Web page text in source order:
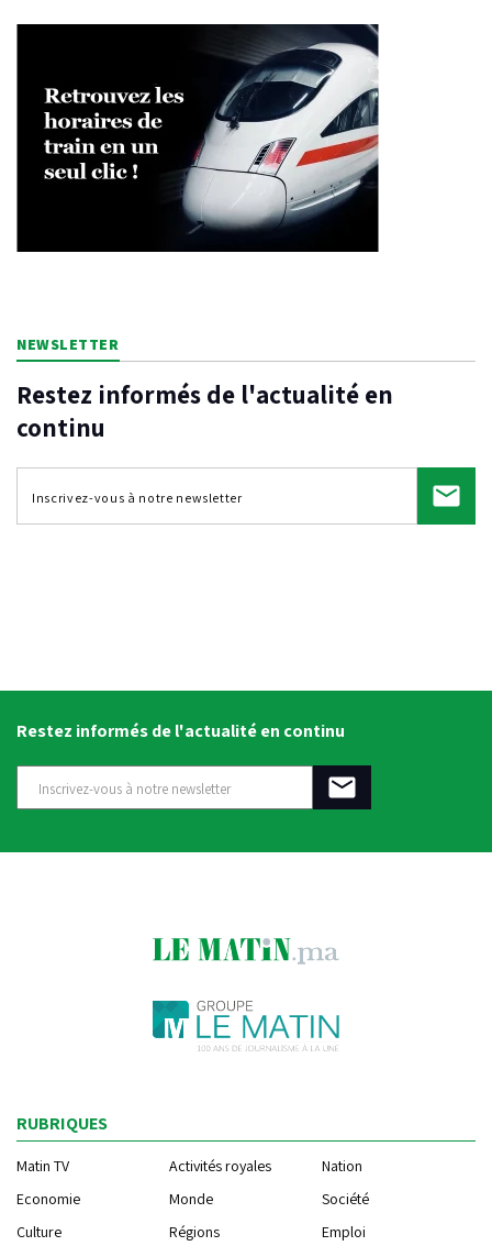
NEWSLETTER
Restez informés de l'actualité en
continu
Restez informés de l'actualité en continu
RUBRIQUES
Matin TV Activités royales
Nation
Economie
Monde
Société
Culture
Régions
Emploi